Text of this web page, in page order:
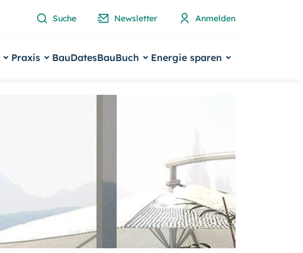
Suche Newsletter Anmelden
Praxis BauDatesBauBuch Energie sparen